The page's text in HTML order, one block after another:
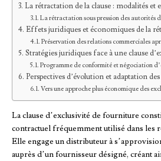
La rétractation de la clause : modalités et
La rétractation sous pression des autorités
Effets juridiques et économiques de la
Préservation des relations commerciales
Stratégies juridiques face à une clause
Programme de conformité et négociation
Perspectives d’évolution et adaptation
Vers une approche plus économique des
La clause d’exclusivité de fourniture
contractuel fréquemment utilisé dans les
Elle engage un distributeur à
auprès d’un fournisseur désigné, créant